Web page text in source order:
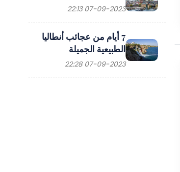
07-09-2023 22:13
7 أيام من عجائب أنطاليا
الطبيعية الجميلة
07-09-2023 22:28